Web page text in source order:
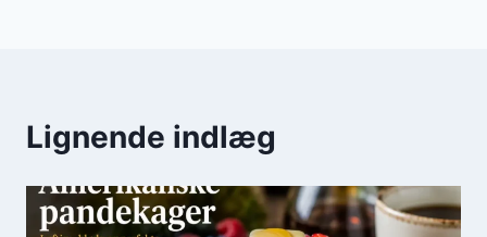
Lignende indlæg